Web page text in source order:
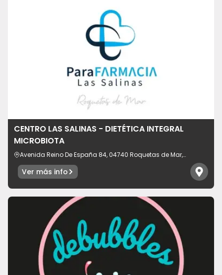
CENTRO LAS SALINAS - DIETÉTICA INTEGRAL
MICROBIOTA
Avenida Reino De España 84, 04740 Roquetas de Mar,
Ver más info